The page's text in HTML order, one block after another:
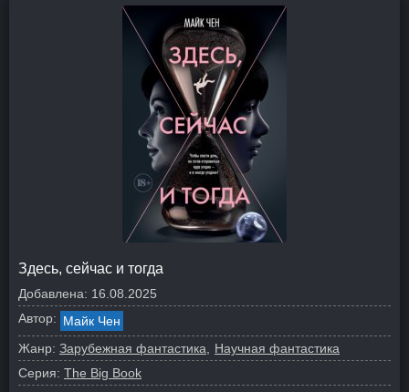
Здесь, сейчас и тогда
Добавлена: 16.08.2025
Автор: Майк Чен
Жанр: Зарубежная фантастика
Научная фантастика
Серия: The Big Book